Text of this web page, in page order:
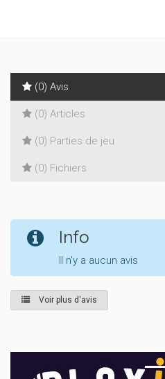
(0) Avis
(0) Articles
(0) Parties de jeu
(0) Fichiers
Info
Il n'y a aucun avis
Voir plus d'avis